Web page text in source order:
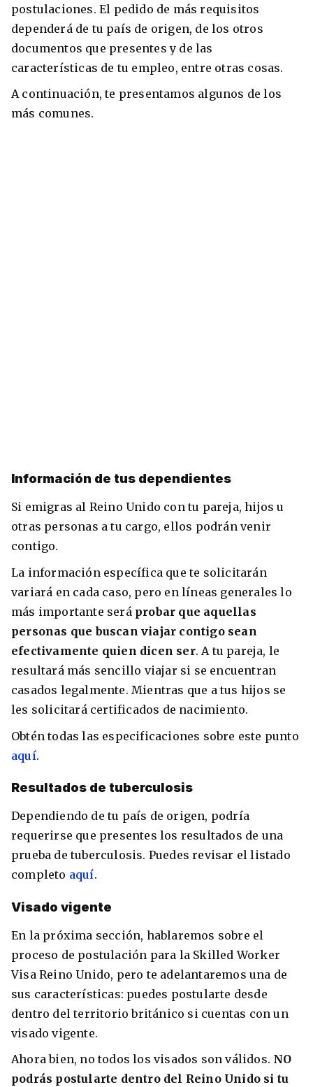
postulaciones. El pedido de más requisitos
dependerá de tu país de origen, de los otros
documentos que presentes y de las
características de tu empleo, entre otras cosas.
A continuación, te presentamos algunos de los
más comunes.
Información de tus dependientes
Si emigras al Reino Unido con tu pareja, hijos u
otras personas a tu cargo, ellos podrán venir
contigo.
La información específica que te solicitarán
variará en cada caso, pero en líneas generales lo
más importante será probar que aquellas
personas que buscan viajar contigo sean
efectivamente quien dicen ser. A tu pareja, le
resultará más sencillo viajar si se encuentran
casados legalmente. Mientras que a tus hijos se
les solicitará certificados de nacimiento.
Obtén todas las especificaciones sobre este punto
aquí.
Resultados de tuberculosis
Dependiendo de tu país de origen, podría
requerirse que presentes los resultados de una
prueba de tuberculosis. Puedes revisar el listado
completo aquí.
Visado vigente
En la próxima sección, hablaremos sobre el
proceso de postulación para la Skilled Worker
Visa Reino Unido, pero te adelantaremos una de
sus características: puedes postularte desde
dentro del territorio británico si cuentas con un
visado vigente.
Ahora bien, no todos los visados son válidos. NO
podrás postularte dentro del Reino Unido si tu